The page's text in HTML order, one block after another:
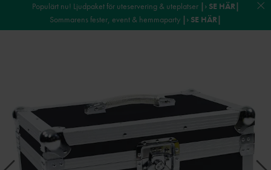
Populärt nu! Ljudpaket för uteservering & uteplatser |› SE HÄR|
Sommarens fester, event & hemmaparty |› SE HÄR|